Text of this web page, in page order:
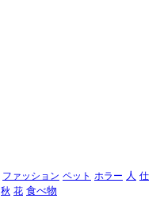
ファッション ペット ホラー 人 仕
秋 花 食べ物